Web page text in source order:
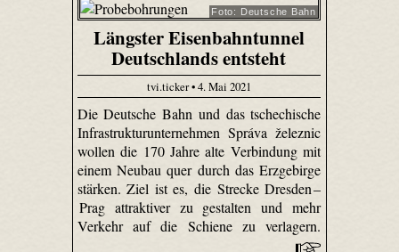
Foto: Deutsche Bahn
Längster Eisenbahntunnel
Deutschlands entsteht
tvi.ticker • 4. Mai 2021
Die Deutsche Bahn und das tschechische
Infrastrukturunternehmen Správa železnic
wollen die 170 Jahre alte Verbindung mit
einem Neubau quer durch das Erzgebirge
stärken. Ziel ist es, die Strecke Dresden –
Prag attraktiver zu gestalten und mehr
Verkehr auf die Schiene zu verlagern.